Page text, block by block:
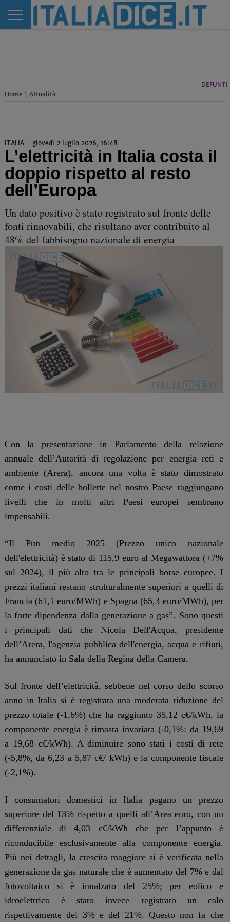
DEFUNTI
Home \ Attualità
ITALIA - giovedì 2 luglio 2026, 16:48
L’elettricità in Italia costa il
doppio rispetto al resto
dell’Europa
Un dato positivo è stato registrato sul fronte delle
fonti rinnovabili, che risultano aver contribuito al
48% del fabbisogno nazionale di energia
Con la presentazione in Parlamento della relazione
annuale dell’Autorità di regolazione per energia reti e
ambiente (Arera), ancora una volta è stato dimostrato
come i costi delle bollette nel nostro Paese raggiungano
livelli che in molti altri Paesi europei sembrano
impensabili.
“Il Pun medio 2025 (Prezzo unico nazionale
dell'elettricità) è stato di 115,9 euro al Megawattora (+7%
sul 2024), il più alto tra le principali borse europee. I
prezzi italiani restano strutturalmente superiori a quelli di
Francia (61,1 euro/MWh) e Spagna (65,3 euro/MWh), per
la forte dipendenza dalla generazione a gas”. Sono questi
i principali dati che Nicola Dell'Acqua, presidente
dell’Arera, l'agenzia pubblica dell'energia, acqua e rifiuti,
ha annunciato in Sala della Regina della Camera.
Sul fronte dell’elettricità, sebbene nel corso dello scorso
anno in Italia si è registrata una moderata riduzione del
prezzo totale (-1,6%) che ha raggiunto 35,12 c€/kWh, la
componente energia è rimasta invariata (-0,1%: da 19,69
a 19,68 c€/kWh). A diminuire sono stati i costi di rete
(-5,8%, da 6,23 a 5,87 c€/ kWh) e la componente fiscale
(-2,1%).
I consumatori domestici in Italia pagano un prezzo
superiore del 13% rispetto a quelli all’Area euro, con un
differenziale di 4,03 c€/kWh che per l’appunto è
riconducibile esclusivamente alla componente energia.
Più nei dettagli, la crescita maggiore si è verificata nella
generazione da gas naturale che è aumentato del 7% e dal
fotovoltaico si è innalzato del 25%; per eolico e
idroelettrico è stato invece registrato un calo
rispettivamente del 3% e del 21%. Questo non fa che